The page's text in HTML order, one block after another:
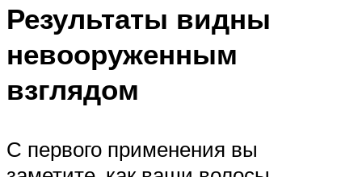
Результаты видны
невооруженным
взглядом
С первого применения вы